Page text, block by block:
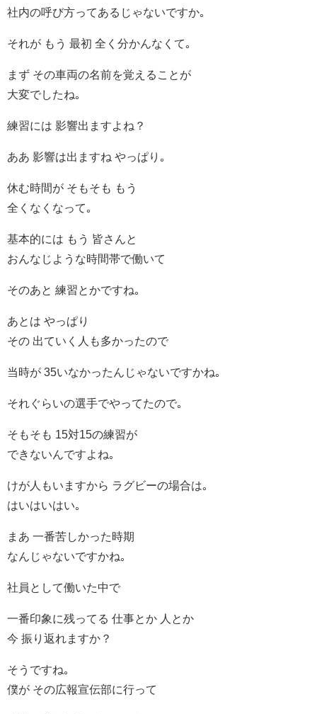
社内の呼び方ってあるじゃないですか｡
それが もう 最初 全く分かんなくて｡
まず その車両の名前を覚えることが
大変でしたね｡
練習には 影響出ますよね？
ああ 影響は出ますね やっぱり｡
休む時間が そもそも もう
全くなくなって｡
基本的には もう 皆さんと
おんなじような時間帯で働いて
そのあと 練習とかですね｡
あとは やっぱり
その 出ていく人も多かったので
当時が 35いなかったんじゃないですかね｡
それぐらいの選手でやってたので｡
そもそも 15対15の練習が
できないんですよね｡
けが人もいますから ラグビーの場合は｡
はいはいはい｡
まあ 一番苦しかった時期
なんじゃないですかね｡
社員として働いた中で
一番印象に残ってる 仕事とか 人とか
今 振り返れますか？
そうですね｡
僕が その広報宣伝部に行って